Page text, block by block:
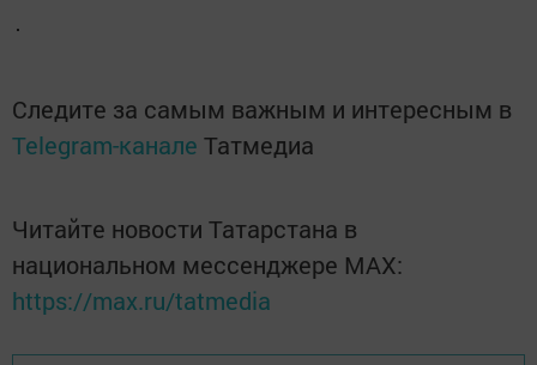
Следите за самым важным и интересным в
Telegram-канале Татмедиа
Читайте новости Татарстана в
национальном мессенджере MАХ:
https://max.ru/tatmedia